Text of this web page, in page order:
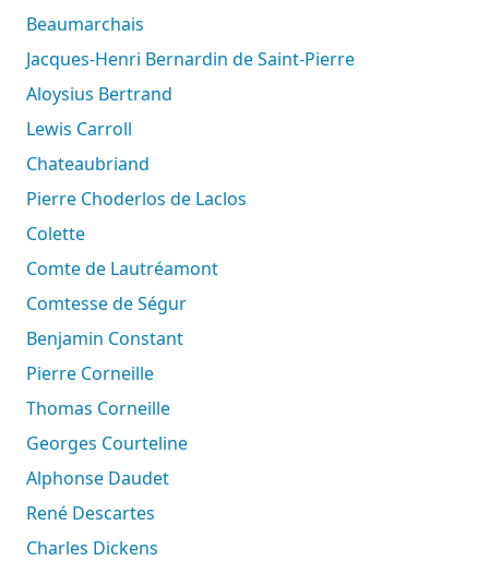
Beaumarchais
Jacques-Henri Bernardin de Saint-Pierre
Aloysius Bertrand
Lewis Carroll
Chateaubriand
Pierre Choderlos de Laclos
Colette
Comte de Lautréamont
Comtesse de Ségur
Benjamin Constant
Pierre Corneille
Thomas Corneille
Georges Courteline
Alphonse Daudet
René Descartes
Charles Dickens